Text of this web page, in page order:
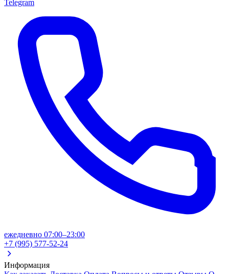
Telegram
ежедневно 07:00–23:00
+7 (995) 577-52-24
Информация